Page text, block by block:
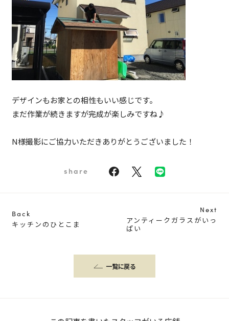
デザインもお家との相性もいい感じです。
まだ作業が続きますが完成が楽しみですね♪
N様撮影にご協力いただきありがとうございました！
share
Back
キッチンのひとこま
一覧に戻る
Next
アンティークガラスがいっ
ぱい